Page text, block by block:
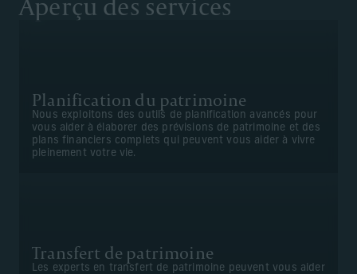
Planification du patrimoine
Nous exploitons des outils de planification avancés pour
vous aider à élaborer des prévisions de patrimoine et des
plans financiers complets qui peuvent vous aider à vivre
pleinement votre vie.
Transfert de patrimoine
Les experts en transfert de patrimoine peuvent vous aider